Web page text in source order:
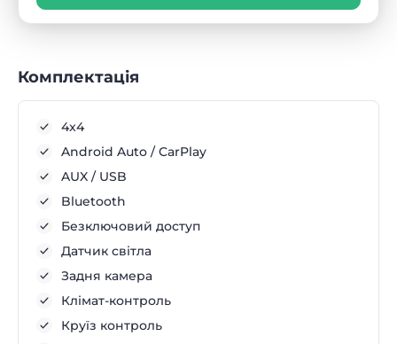
Комплектація
4x4
Android Auto / CarPlay
AUX / USB
Bluetooth
Безключовий доступ
Датчик світла
Задня камера
Клімат-контроль
Круїз контроль